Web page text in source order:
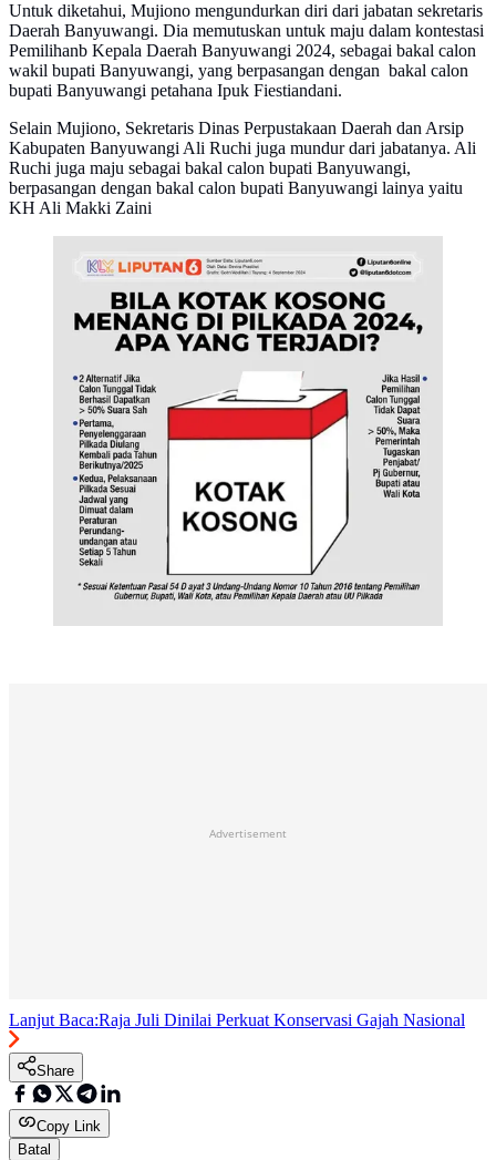
Untuk diketahui, Mujiono mengundurkan diri dari jabatan sekretaris
Daerah Banyuwangi. Dia memutuskan untuk maju dalam kontestasi
Pemilihanb Kepala Daerah Banyuwangi 2024, sebagai bakal calon
wakil bupati Banyuwangi, yang berpasangan dengan bakal calon
bupati Banyuwangi petahana Ipuk Fiestiandani.
Selain Mujiono, Sekretaris Dinas Perpustakaan Daerah dan Arsip
Kabupaten Banyuwangi Ali Ruchi juga mundur dari jabatanya. Ali
Ruchi juga maju sebagai bakal calon bupati Banyuwangi,
berpasangan dengan bakal calon bupati Banyuwangi lainya yaitu
KH Ali Makki Zaini
Apa yang Terjadi? (Liputan6.com/Gotri/Abdillah)
Advertisement
Lanjut Baca:Raja Juli Dinilai Perkuat Konservasi Gajah Nasional
Share
Copy Link
Batal